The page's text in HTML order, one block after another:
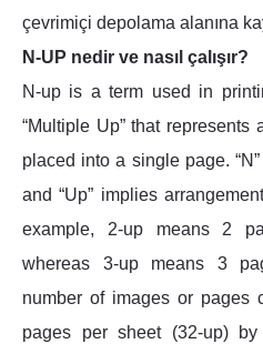
çevrimiçi depolama alanına
N-UP nedir ve nasıl çalışır?
N-up is a term used in
“Multiple Up” that
placed into a single page.
and “Up” implies
example, 2-up means 2
whereas 3-up means 3
number of images or
pages per sheet (32-up)